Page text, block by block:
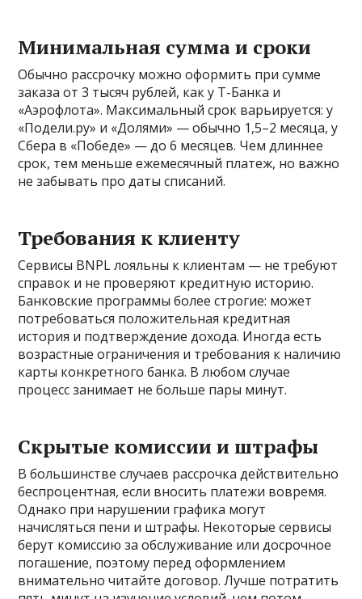
Минимальная сумма и сроки
Обычно рассрочку можно оформить при сумме
заказа от 3 тысяч рублей, как у Т-Банка и
«Аэрофлота». Максимальный срок варьируется: у
«Подели.ру» и «Долями» — обычно 1,5–2 месяца, у
Сбера в «Победе» — до 6 месяцев. Чем длиннее
срок, тем меньше ежемесячный платеж, но важно
не забывать про даты списаний.
Требования к клиенту
Сервисы BNPL лояльны к клиентам — не требуют
справок и не проверяют кредитную историю.
Банковские программы более строгие: может
потребоваться положительная кредитная
история и подтверждение дохода. Иногда есть
возрастные ограничения и требования к наличию
карты конкретного банка. В любом случае
процесс занимает не больше пары минут.
Скрытые комиссии и штрафы
В большинстве случаев рассрочка действительно
беспроцентная, если вносить платежи вовремя.
Однако при нарушении графика могут
начисляться пени и штрафы. Некоторые сервисы
берут комиссию за обслуживание или досрочное
погашение, поэтому перед оформлением
внимательно читайте договор. Лучше потратить